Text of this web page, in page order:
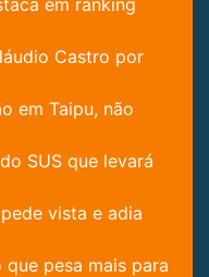
Castro por
em Taipu, não
SUS que levará
vista e adia
que pesa mais para